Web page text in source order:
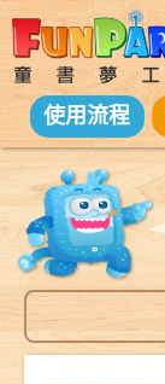
使用流程